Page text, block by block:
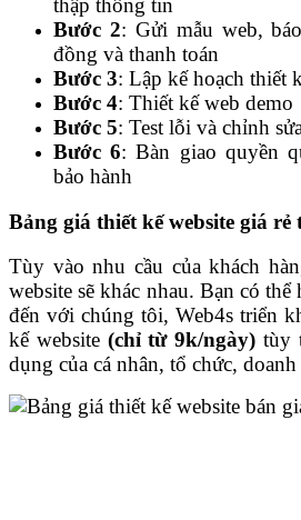
thập thông tin
Bước 2: Gửi mẫu web,
đồng và thanh toán
Bước 3: Lập kế hoạch thiết
Bước 4: Thiết kế web demo
Bước 5: Test lỗi và chỉnh
Bước 6: Bàn giao quyền
bảo hành
Bảng giá thiết kế website giá rẻ
Tùy vào nhu cầu của khách
website sẽ khác nhau. Bạn có
đến với chúng tôi, Web4s triển
kế website (chỉ từ 9k/ngày) tùy
dụng của cá nhân, tổ chức,